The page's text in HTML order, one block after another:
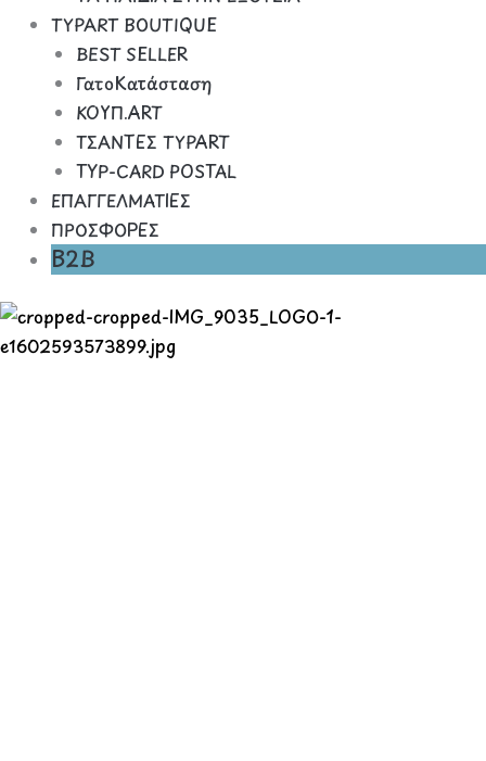
TYPART BOUTIQUE
BEST SELLER
ΓατοΚατάσταση
ΚΟΥΠ.ART
ΤΣΑΝΤΕΣ TYPART
TYP-CARD POSTAL
ΕΠΑΓΓΕΛΜΑΤΙΕΣ
ΠΡΟΣΦΟΡΕΣ
B2B